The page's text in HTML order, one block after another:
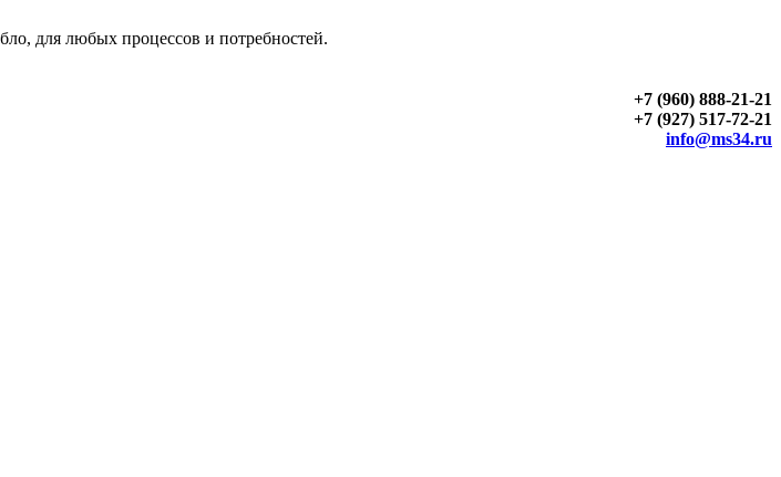
для любых процессов и потребностей.
+7 (960) 888-21-21
+7 (927) 517-72-21
info@ms34.ru